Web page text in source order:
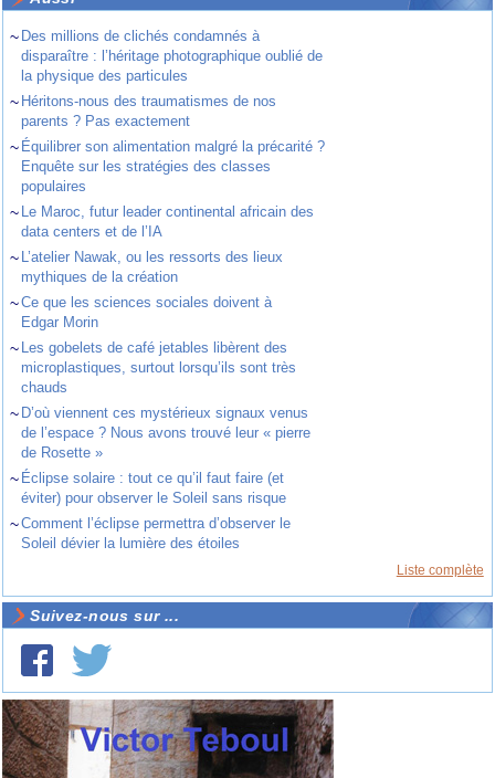
~ Des millions de clichés condamnés à
disparaître : l’héritage photographique oublié de
la physique des particules
~ Héritons-nous des traumatismes de nos
parents ? Pas exactement
~ Équilibrer son alimentation malgré la précarité ?
Enquête sur les stratégies des classes
populaires
~ Le Maroc, futur leader continental africain des
data centers et de l’IA
~ L’atelier Nawak, ou les ressorts des lieux
mythiques de la création
~Ce que les sciences sociales doivent à
Edgar Morin
~ Les gobelets de café jetables libèrent des
microplastiques, surtout lorsqu’ils sont très
chauds
~ D’où viennent ces mystérieux signaux venus
de l’espace ? Nous avons trouvé leur « pierre
de Rosette »
~ Éclipse solaire : tout ce qu’il faut faire (et
éviter) pour observer le Soleil sans risque
~Comment l’éclipse permettra d’observer le
Soleil dévier la lumière des étoiles
Liste complète
Suivez-nous sur ...